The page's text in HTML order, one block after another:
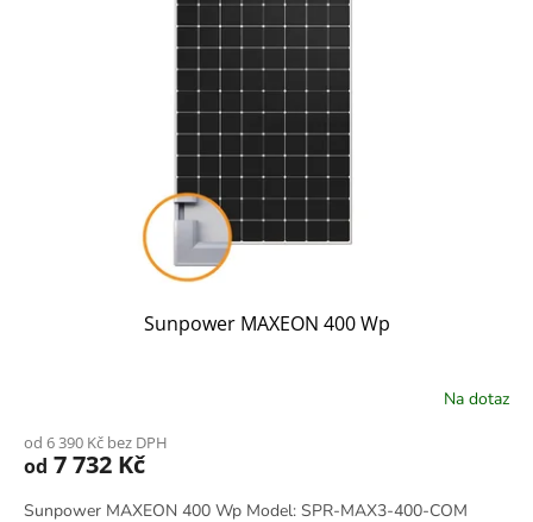
Sunpower MAXEON 400 Wp
Na dotaz
od 6 390 Kč bez DPH
od 7 732 Kč
Sunpower MAXEON 400 Wp Model: SPR-MAX3-400-COM